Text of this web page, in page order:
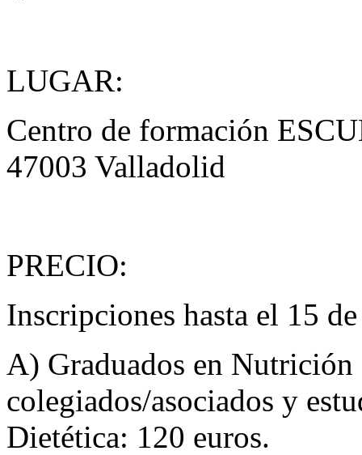
LUGAR:
Centro de formación
47003 Valladolid
PRECIO:
Inscripciones hasta el 15
A) Graduados en
colegiados/asociados y
Dietética: 120 euros.